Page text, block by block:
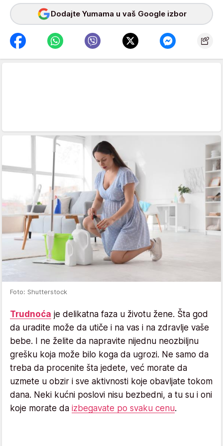
Dodajte Yumama u vaš Google izbor
Foto: Shutterstock
Trudnoća je delikatna faza u životu žene. Šta god
da uradite može da utiče i na vas i na zdravlje vaše
bebe. I ne želite da napravite nijednu neozbiljnu
grešku koja može bilo koga da ugrozi. Ne samo da
treba da procenite šta jedete, već morate da
uzmete u obzir i sve aktivnosti koje obavljate tokom
dana. Neki kućni poslovi nisu bezbedni, a tu su i oni
koje morate da izbegavate po svaku cenu.